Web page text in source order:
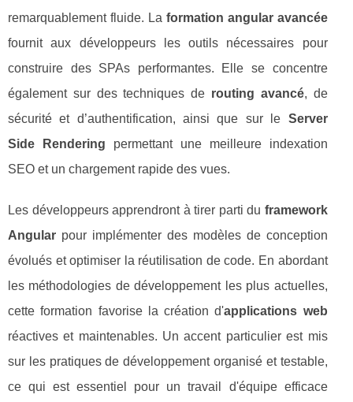
remarquablement fluide. La formation angular avancée
fournit aux développeurs les outils nécessaires pour
construire des SPAs performantes. Elle se concentre
également sur des techniques de routing avancé, de
sécurité et d’authentification, ainsi que sur le Server
Side Rendering permettant une meilleure indexation
SEO et un chargement rapide des vues.
Les développeurs apprendront à tirer parti du framework
Angular pour implémenter des modèles de conception
évolués et optimiser la réutilisation de code. En abordant
les méthodologies de développement les plus actuelles,
cette formation favorise la création d'applications web
réactives et maintenables. Un accent particulier est mis
sur les pratiques de développement organisé et testable,
ce qui est essentiel pour un travail d'équipe efficace